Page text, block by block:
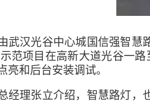
武汉光谷中心城国信强智慧
范项目在高新大道光谷一
亮和后台安装调试。
经理张立介绍，智慧路灯，